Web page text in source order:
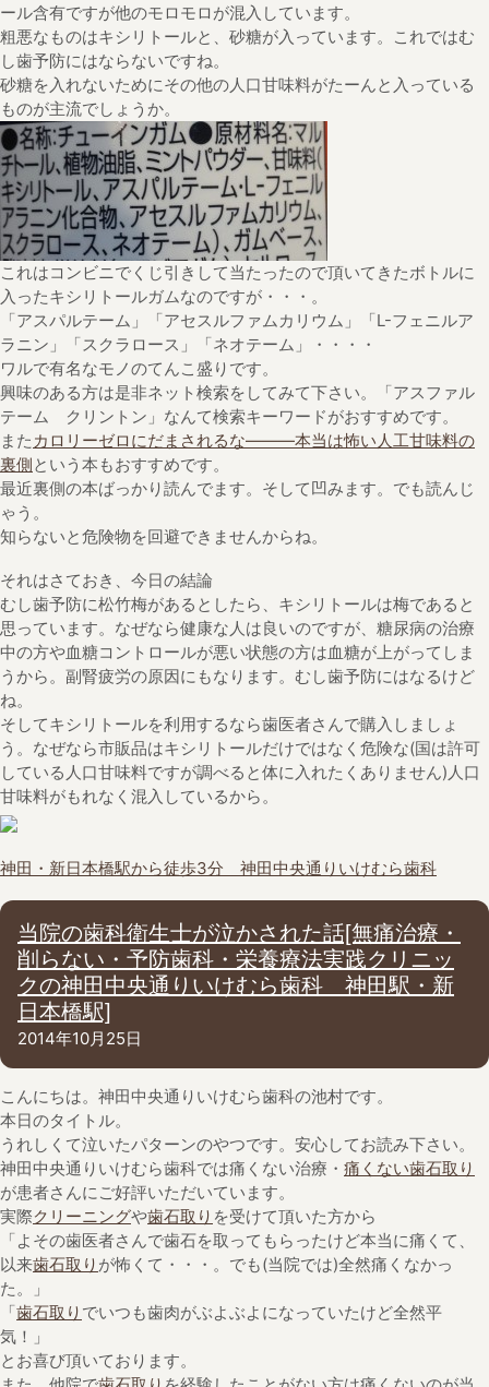
ール含有ですが他のモロモロが混入しています。
粗悪なものはキシリトールと、砂糖が入っています。これではむ
し歯予防にはならないですね。
砂糖を入れないためにその他の人口甘味料がたーんと入っている
ものが主流でしょうか。
これはコンビニでくじ引きして当たったので頂いてきたボトルに
入ったキシリトールガムなのですが・・・。
「アスパルテーム」「アセスルファムカリウム」「L-フェニルア
ラニン」「スクラロース」「ネオテーム」・・・・
ワルで有名なモノのてんこ盛りです。
興味のある方は是非ネット検索をしてみて下さい。「アスファル
テーム クリントン」なんて検索キーワードがおすすめです。
また カロリーゼロにだまされるな―――本当は怖い人工甘味料の
裏側という本もおすすめです。
最近裏側の本ばっかり読んでます。そして凹みます。でも読んじ
ゃう。
知らないと危険物を回避できませんからね。
それはさておき、今日の結論
むし歯予防に松竹梅があるとしたら、キシリトールは梅であると
思っています。なぜなら健康な人は良いのですが、糖尿病の治療
中の方や血糖コントロールが悪い状態の方は血糖が上がってしま
うから。副腎疲労の原因にもなります。むし歯予防にはなるけど
ね。
そしてキシリトールを利用するなら歯医者さんで購入しましょ
う。なぜなら市販品はキシリトールだけではなく危険な(国は許可
している人口甘味料ですが調べると体に入れたくありません)人口
甘味料がもれなく混入しているから。
神田・新日本橋駅から徒歩3分 神田中央通りいけむら歯科
当院の歯科衛生士が泣かされた話[無痛治療・
削らない・予防歯科・栄養療法実践クリニッ
クの神田中央通りいけむら歯科 神田駅・新
日本橋駅]
2014年10月25日
こんにちは。神田中央通りいけむら歯科の池村です。
本日のタイトル。
うれしくて泣いたパターンのやつです。安心してお読み下さい。
神田中央通りいけむら歯科では痛くない治療・ 痛くない歯石取り
が患者さんにご好評いただいています。
実際クリーニングや歯石取り を受けて頂いた方から
「よその歯医者さんで歯石を取ってもらったけど本当に痛くて、
以来歯石取り が怖くて・・・。でも(当院では)全然痛くなかっ
た。」
「歯石取り でいつも歯肉がぶよぶよになっていたけど全然平
気！」
とお喜び頂いております。